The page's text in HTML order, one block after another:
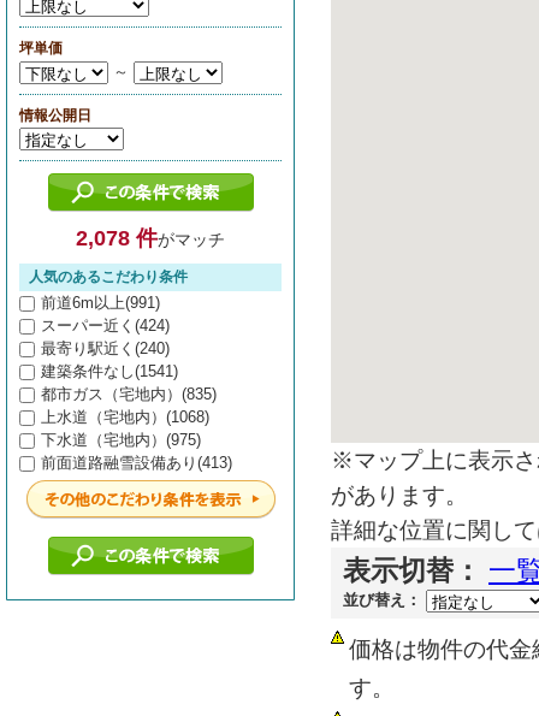
※マップ上に表示
があります。
詳細な位置に関し
表示切替： 一
並び替え：
価格は物件の代
す。
坪単価
～
情報公開日
2,078 件がマッチ
人気のあるこだわり条件
前道6m以上(991)
スーパー近く(424)
最寄り駅近く(240)
建築条件なし(1541)
都市ガス（宅地内）(835)
上水道（宅地内）(1068)
下水道（宅地内）(975)
前面道路融雪設備あり(413)